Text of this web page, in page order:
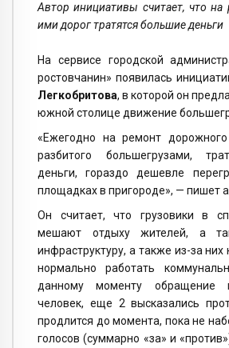
Автор инициативы считает, что на
ими дорог тратятся большие деньги
На сервисе городской
ростовчанин» появилась
Легкобритова, в которой он
южной столице движение
«Ежегодно на ремонт
разбитого большегрузами,
деньги, гораздо дешевле
площадках в пригороде», — пишет
Он считает, что грузовики в
мешают отдыху жителей, а
инфраструктуру, а также из-за
нормально работать
данному моменту обращение
человек, еще 2 высказались
продлится до момента, пока не
голосов (суммарно «за» и